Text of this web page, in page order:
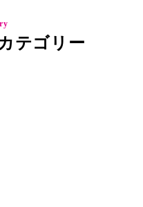
テゴリー